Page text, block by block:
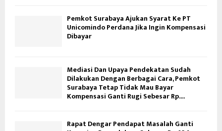
Pemkot Surabaya Ajukan Syarat Ke PT
Unicomindo Perdana Jika Ingin Kompensasi
Dibayar
Mediasi Dan Upaya Pendekatan Sudah
Dilakukan Dengan Berbagai Cara, Pemkot
Surabaya Tetap Tidak Mau Bayar
Kompensasi Ganti Rugi Sebesar Rp....
Rapat Dengar Pendapat Masalah Ganti